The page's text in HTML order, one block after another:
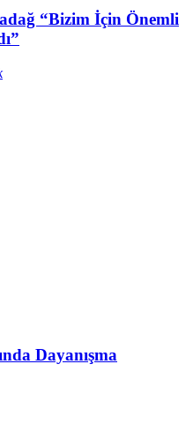
“Bizim İçin Önemli
Dayanışma